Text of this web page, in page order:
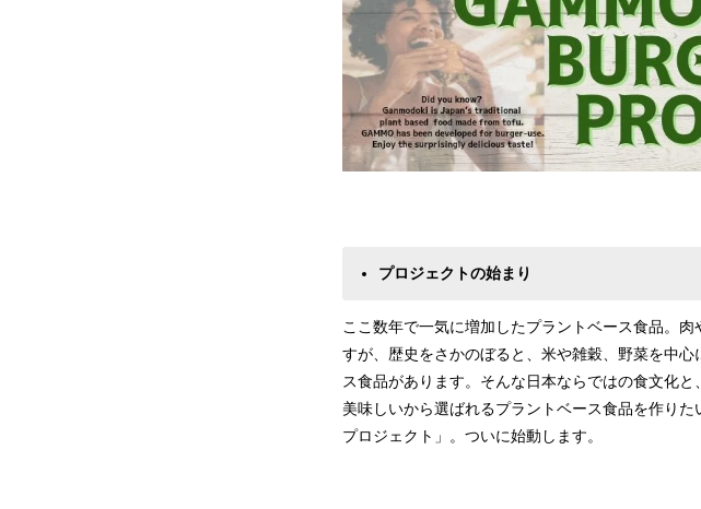
プロジェクトの始まり
ここ数年で一気に増加したプラントベース食品。
すが、歴史をさかのぼると、米や雑穀、野菜を中
ス食品があります。そんな日本ならではの食文化
美味しいから選ばれるプラントベース食品を作り
プロジェクト」。ついに始動します。